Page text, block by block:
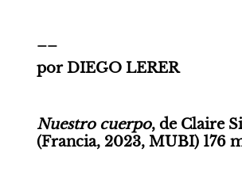
por DIEGO LERER
Nuestro cuerpo, de Claire
(Francia, 2023, MUBI) 176